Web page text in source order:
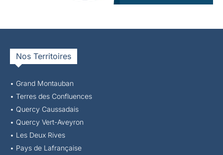
Nos Territoires
• Grand Montauban
• Terres des Confluences
• Quercy Caussadais
• Quercy Vert-Aveyron
• Les Deux Rives
• Pays de Lafrançaise